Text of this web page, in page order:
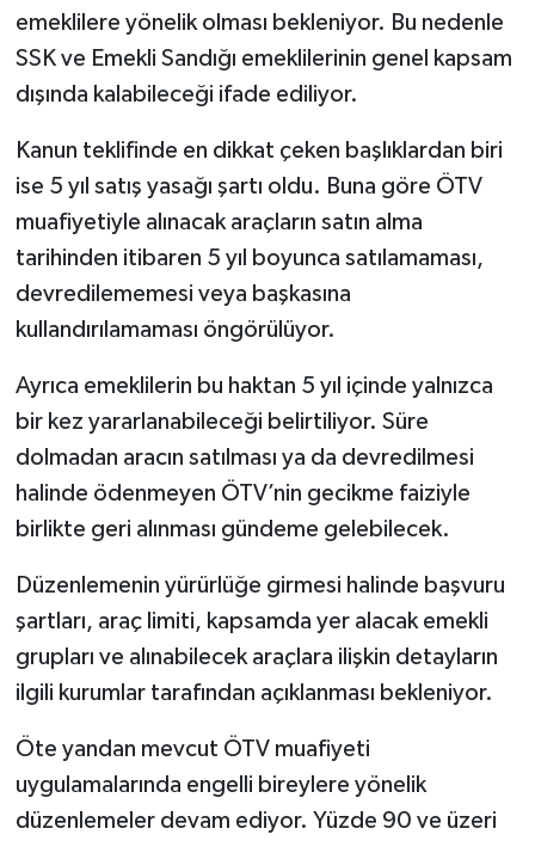
emeklilere yönelik olması bekleniyor. Bu nedenle
SSK ve Emekli Sandığı emeklilerinin genel kapsam
dışında kalabileceği ifade ediliyor.
Kanun teklifinde en dikkat çeken başlıklardan biri
ise 5 yıl satış yasağı şartı oldu. Buna göre ÖTV
muafiyetiyle alınacak araçların satın alma
tarihinden itibaren 5 yıl boyunca satılamaması,
devredilememesi veya başkasına
kullandırılamaması öngörülüyor.
Ayrıca emeklilerin bu haktan 5 yıl içinde yalnızca
bir kez yararlanabileceği belirtiliyor. Süre
dolmadan aracın satılması ya da devredilmesi
halinde ödenmeyen ÖTV’nin gecikme faiziyle
birlikte geri alınması gündeme gelebilecek.
Düzenlemenin yürürlüğe girmesi halinde başvuru
şartları, araç limiti, kapsamda yer alacak emekli
grupları ve alınabilecek araçlara ilişkin detayların
ilgili kurumlar tarafından açıklanması bekleniyor.
Öte yandan mevcut ÖTV muafiyeti
uygulamalarında engelli bireylere yönelik
düzenlemeler devam ediyor. Yüzde 90 ve üzeri